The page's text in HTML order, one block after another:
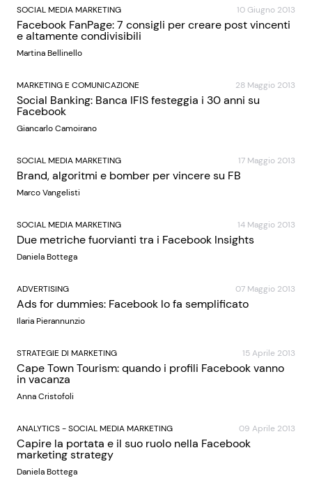
SOCIAL MEDIA MARKETING 10 Giugno 2013
Facebook FanPage: 7 consigli per creare post vincenti
e altamente condivisibili
Martina Bellinello
MARKETING E COMUNICAZIONE 28 Maggio 2013
Social Banking: Banca IFIS festeggia i 30 anni su
Facebook
Giancarlo Camoirano
SOCIAL MEDIA MARKETING 17 Maggio 2013
Brand, algoritmi e bomber per vincere su FB
Marco Vangelisti
SOCIAL MEDIA MARKETING 14 Maggio 2013
Due metriche fuorvianti tra i Facebook Insights
Daniela Bottega
ADVERTISING 07 Maggio 2013
Ads for dummies: Facebook lo fa semplificato
Ilaria Pierannunzio
STRATEGIE DI MARKETING 15 Aprile 2013
Cape Town Tourism: quando i profili Facebook vanno
in vacanza
Anna Cristofoli
ANALYTICS-SOCIAL MEDIA MARKETING 09 Aprile 2013
Capire la portata e il suo ruolo nella Facebook
marketing strategy
Daniela Bottega